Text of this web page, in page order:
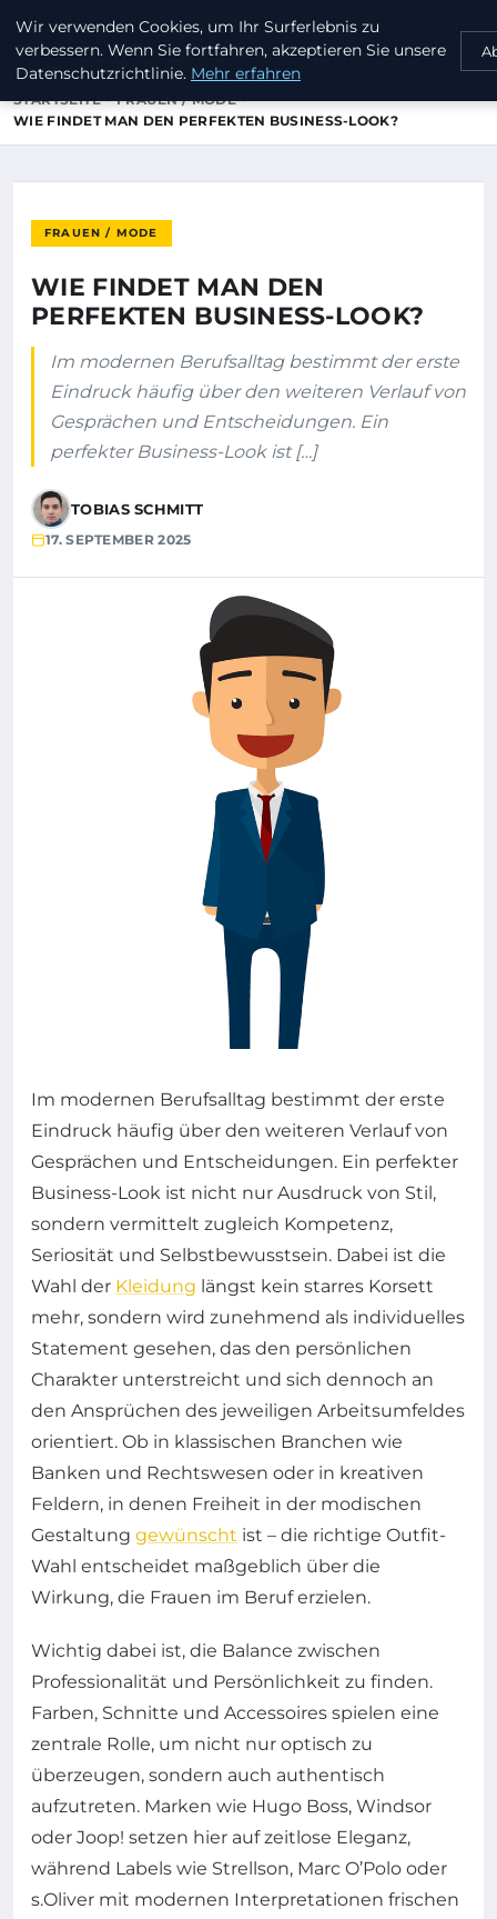
INVESTORENKAPITAL24
STARTSEITE
FRAUEN / MODE
WIE FINDET MAN DEN PERFEKTEN BUSINESS-LOOK?
FRAUEN / MODE
WIE FINDET MAN DEN
PERFEKTEN BUSINESS-LOOK?
Im modernen Berufsalltag bestimmt der erste
Eindruck häufig über den weiteren Verlauf von
Gesprächen und Entscheidungen. Ein
perfekter Business-Look ist […]
TOBIAS SCHMITT
17. SEPTEMBER 2025
Im modernen Berufsalltag bestimmt der erste
Eindruck häufig über den weiteren Verlauf von
Gesprächen und Entscheidungen. Ein perfekter
Business-Look ist nicht nur Ausdruck von Stil,
sondern vermittelt zugleich Kompetenz,
Seriosität und Selbstbewusstsein. Dabei ist die
Wahl der Kleidung längst kein starres Korsett
mehr, sondern wird zunehmend als individuelles
Statement gesehen, das den persönlichen
Charakter unterstreicht und sich dennoch an
den Ansprüchen des jeweiligen Arbeitsumfeldes
orientiert. Ob in klassischen Branchen wie
Banken und Rechtswesen oder in kreativen
Feldern, in denen Freiheit in der modischen
Gestaltung gewünscht ist – die richtige Outfit-
Wahl entscheidet maßgeblich über die
Wirkung, die Frauen im Beruf erzielen.
Wichtig dabei ist, die Balance zwischen
Professionalität und Persönlichkeit zu finden.
Farben, Schnitte und Accessoires spielen eine
zentrale Rolle, um nicht nur optisch zu
überzeugen, sondern auch authentisch
aufzutreten. Marken wie Hugo Boss, Windsor
oder Joop! setzen hier auf zeitlose Eleganz,
während Labels wie Strellson, Marc O’Polo oder
s.Oliver mit modernen Interpretationen frischen
Wir verwenden Cookies, um Ihr Surferlebnis zu
verbessern. Wenn Sie fortfahren, akzeptieren Sie unsere
Datenschutzrichtlinie. Mehr erfahren